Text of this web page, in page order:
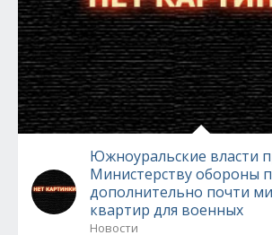
Южноуральские власти
Министерству обороны
дополнительно почти
квартир для военных
Новости